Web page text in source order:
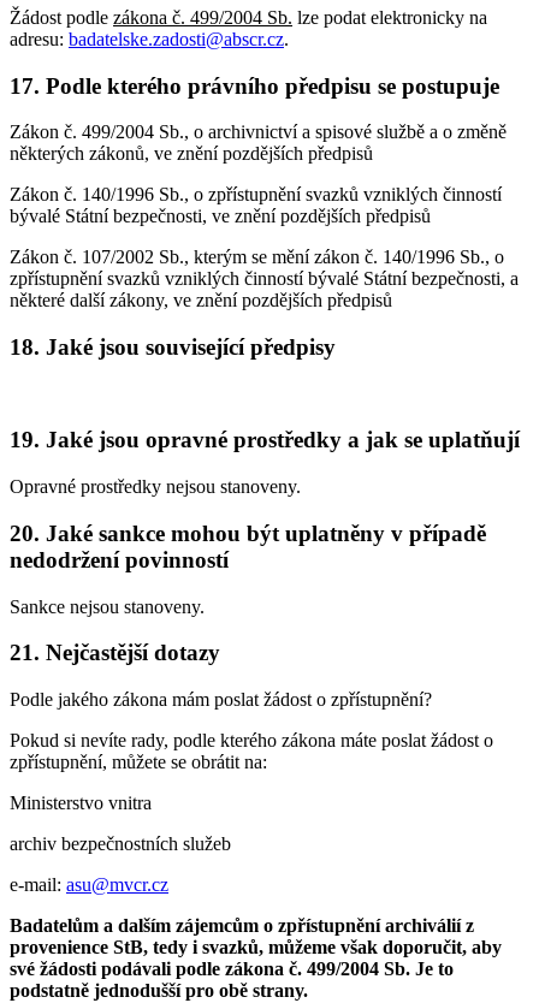
Žádost podle zákona č. 499/2004 Sb. lze podat elektronicky na
adresu: badatelske.zadosti@abscr.cz.
17. Podle kterého právního předpisu se postupuje
Zákon č. 499/2004 Sb., o archivnictví a spisové službě a o změně
některých zákonů, ve znění pozdějších předpisů
Zákon č. 140/1996 Sb., o zpřístupnění svazků vzniklých činností
bývalé Státní bezpečnosti, ve znění pozdějších předpisů
Zákon č. 107/2002 Sb., kterým se mění zákon č. 140/1996 Sb., o
zpřístupnění svazků vzniklých činností bývalé Státní bezpečnosti, a
některé další zákony, ve znění pozdějších předpisů
18. Jaké jsou související předpisy
19. Jaké jsou opravné prostředky a jak se uplatňují
Opravné prostředky nejsou stanoveny.
20. Jaké sankce mohou být uplatněny v případě
nedodržení povinností
Sankce nejsou stanoveny.
21. Nejčastější dotazy
Podle jakého zákona mám poslat žádost o zpřístupnění?
Pokud si nevíte rady, podle kterého zákona máte poslat žádost o
zpřístupnění, můžete se obrátit na:
Ministerstvo vnitra
archiv bezpečnostních služeb
e-mail: asu@mvcr.cz
Badatelům a dalším zájemcům o zpřístupnění archiválií z
provenience StB, tedy i svazků, můžeme však doporučit, aby
své žádosti podávali podle zákona č. 499/2004 Sb. Je to
podstatně jednodušší pro obě strany.